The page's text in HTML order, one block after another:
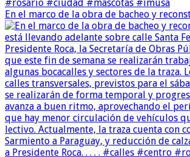
En el marco de la obra de bacheo y